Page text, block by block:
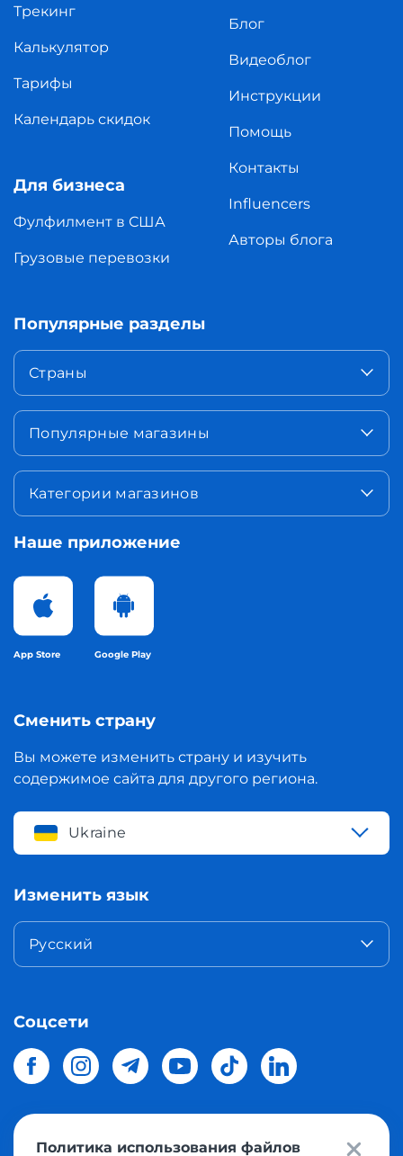
Трекинг
Калькулятор
Тарифы
Календарь скидок
Для бизнеса
Фулфилмент в США
Грузовые перевозки
Блог
Видеоблог
Инструкции
Помощь
Контакты
Influencers
Авторы блога
Популярные разделы
Страны
Популярные магазины
Категории магазинов
Наше приложение
App Store Google Play
Сменить страну
Вы можете изменить страну и изучить
содержимое сайта для другого региона.
Ukraine
Изменить язык
Русский
Соцсети
Политика использования файлов